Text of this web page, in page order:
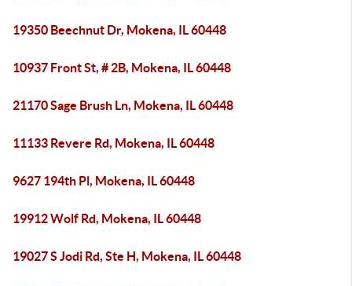
19350 Beechnut Dr, Mokena, IL 60448
10937 Front St, # 2B, Mokena, IL 60448
21170 Sage Brush Ln, Mokena, IL 60448
11133 Revere Rd, Mokena, IL 60448
9627 194th Pl, Mokena, IL 60448
19912 Wolf Rd, Mokena, IL 60448
19027 S Jodi Rd, Ste H, Mokena, IL 60448